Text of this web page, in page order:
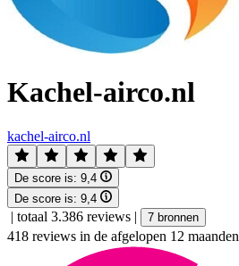
Kachel-airco.nl
kachel-airco.nl
De score is: 9,4
De score is: 9,4
| totaal 3.386 reviews | 7 bronnen
418 reviews in de afgelopen 12 maanden